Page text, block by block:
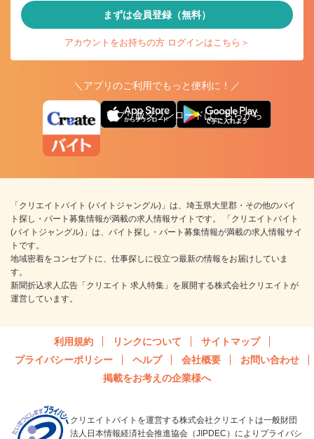
まずは会員登録（無料）
アカウントをお持ちの方 ログインはこちら＞
＼アプリのご利用でもっと便利に！／
アプリ版ダウンロードはこちらから
「クリエイトバイト (バイトジャングル)」は、埼玉県大里郡・その他のバイ
ト探し・パート募集情報が満載の求人情報サイトです。 「クリエイトバイト
(バイトジャングル)」は、バイト探し・パート募集情報が満載の求人情報サイ
トです。
地域密着をコンセプトに、仕事探しに役立つ最新の情報をお届けしていま
す。
新聞折込求人広告「クリエイト 求人特集」を展開する株式会社クリエイトが
運営しています。
利用規約 リンクについて
サイトマップ
プライバシーポリシー
ヘルプ 会社概要
お問い合わせ
掲載をお考えの企業様へ
クリエイトバイトを運営する株式会社クリエイトは一般財団
法人日本情報経済社会推進協会（JIPDEC）によりプライバシ